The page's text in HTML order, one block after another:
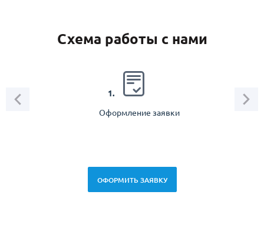
Схема работы с нами
1.
Оформление заявки
ОФОРМИТЬ ЗАЯВКУ